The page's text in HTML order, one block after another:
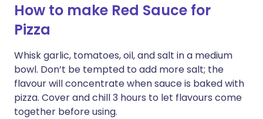
How to make Red Sauce for
Pizza
Whisk garlic, tomatoes, oil, and salt in a medium
bowl. Don’t be tempted to add more salt; the
flavour will concentrate when sauce is baked with
pizza. Cover and chill 3 hours to let flavours come
together before using.